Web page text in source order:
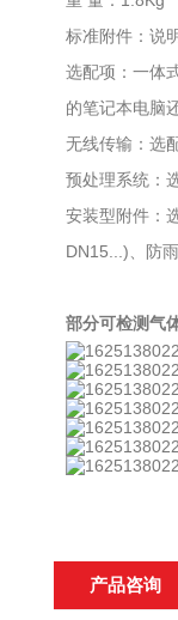
标准附件：说
选配项：一体
的笔记本电脑
无线传输：选
预处理系统：
安装型附件：
DN15...)、防
部分可检测气
产品咨询